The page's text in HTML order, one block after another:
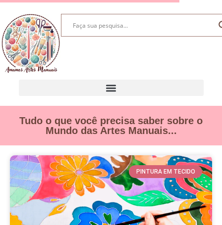
Tudo o que você precisa saber sobre o
Mundo das Artes Manuais...
PINTURA EM TECIDO